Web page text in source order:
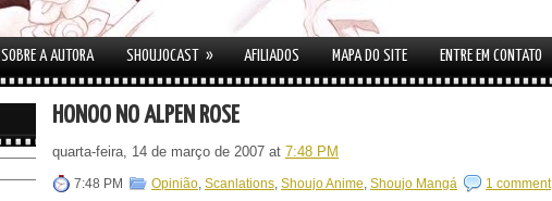
SOBRE A AUTORA SHOUJOCAST » AFILIADOS MAPA DO SITE ENTRE EM CONTATO
HONOO NO ALPEN ROSE
quarta-feira, 14 de março de 2007 at 7:48 PM
7:48 PM Opinião, Scanlations, Shoujo Anime, Shoujo Mangá 1 comment